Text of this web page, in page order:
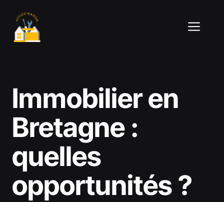
contenu
Immobilier en
Bretagne :
quelles
opportunités ?